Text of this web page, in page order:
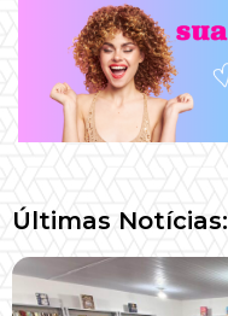
Últimas Notícias: